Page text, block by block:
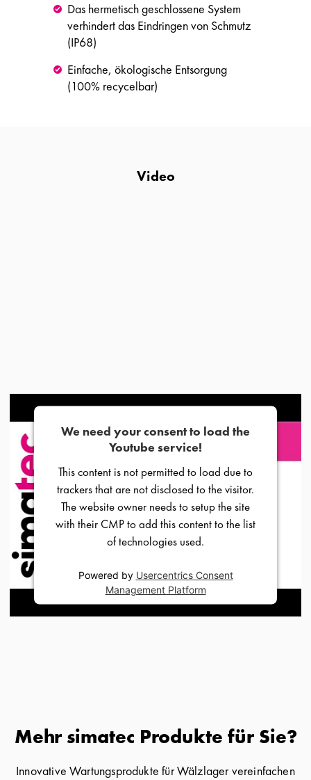
Das hermetisch geschlossene System
verhindert das Eindringen von Schmutz
(IP68)
Einfache, ökologische Entsorgung
(100% recycelbar)
Video
We need your consent to load the
Youtube service!
This content is not permitted to load due to
trackers that are not disclosed to the visitor.
The website owner needs to setup the site
with their CMP to add this content to the list
of technologies used.
Powered by Usercentrics Consent
Management Platform
Mehr simatec Produkte für Sie?
Innovative Wartungsprodukte für Wälzlager vereinfachen